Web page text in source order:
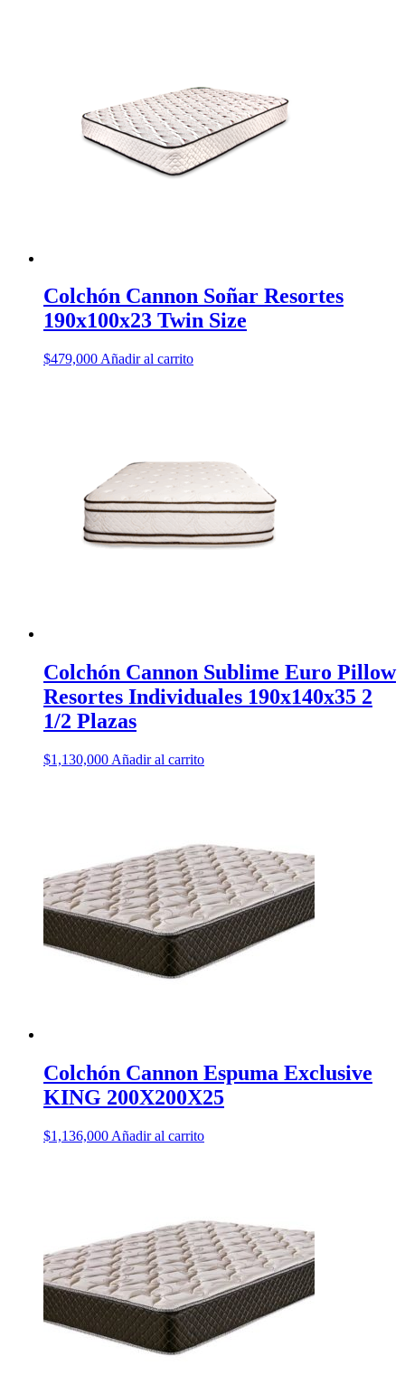
Colchón Cannon Soñar Resortes
190x100x23 Twin Size
$479,000 Añadir al carrito
Colchón Cannon Sublime Euro Pillow
Resortes Individuales 190x140x35 2
1/2 Plazas
$1,130,000 Añadir al carrito
Colchón Cannon Espuma Exclusive
KING 200X200X25
$1,136,000 Añadir al carrito